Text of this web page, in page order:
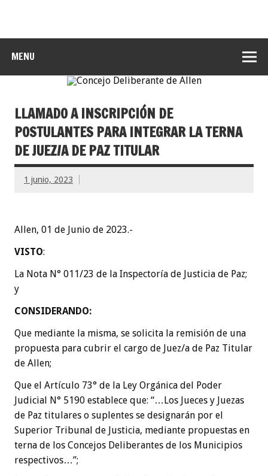
MENU
LLAMADO A INSCRIPCIÓN DE
POSTULANTES PARA INTEGRAR LA TERNA
DE JUEZ/A DE PAZ TITULAR
1 junio, 2023
Allen, 01 de Junio de 2023.-
VISTO:
La Nota N° 011/23 de la Inspectoría de Justicia de Paz;
y
CONSIDERANDO:
Que mediante la misma, se solicita la remisión de una
propuesta para cubrir el cargo de Juez/a de Paz Titular
de Allen;
Que el Artículo 73° de la Ley Orgánica del Poder
Judicial N° 5190 establece que: “…Los Jueces y Juezas
de Paz titulares o suplentes se designarán por el
Superior Tribunal de Justicia, mediante propuestas en
terna de los Concejos Deliberantes de los Municipios
respectivos…”;